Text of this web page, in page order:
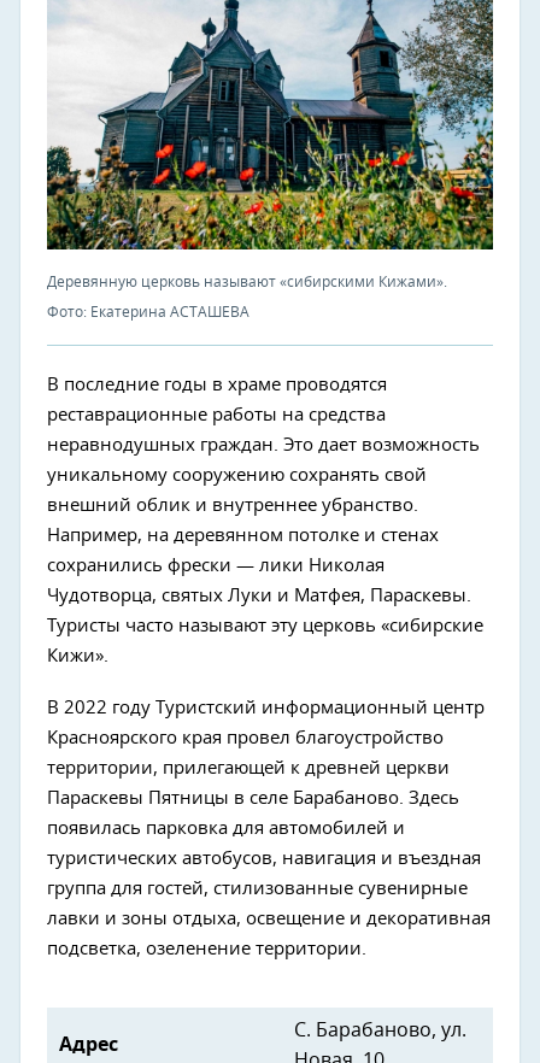
Деревянную церковь называют «сибирскими Кижами».
Фото: Екатерина АСТАШЕВА
В последние годы в храме проводятся
реставрационные работы на средства
неравнодушных граждан. Это дает возможность
уникальному сооружению сохранять свой
внешний облик и внутреннее убранство.
Например, на деревянном потолке и стенах
сохранились фрески — лики Николая
Чудотворца, святых Луки и Матфея, Параскевы.
Туристы часто называют эту церковь «сибирские
Кижи».
В 2022 году Туристский информационный центр
Красноярского края провел благоустройство
территории, прилегающей к древней церкви
Параскевы Пятницы в селе Барабаново. Здесь
появилась парковка для автомобилей и
туристических автобусов, навигация и въездная
группа для гостей, стилизованные сувенирные
лавки и зоны отдыха, освещение и декоративная
подсветка, озеленение территории.
Адрес
С. Барабаново, ул.